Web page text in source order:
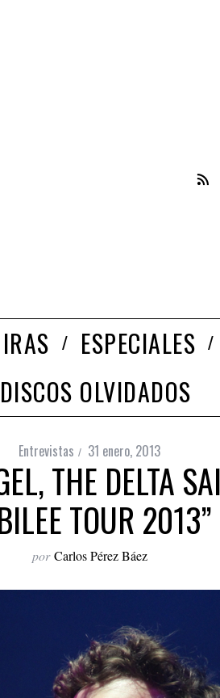
ESPECIALES
DISCOS OLVIDADOS
Entrevistas 31 enero, 2013
THE DELTA
TOUR 2013”
por Carlos Pérez Báez